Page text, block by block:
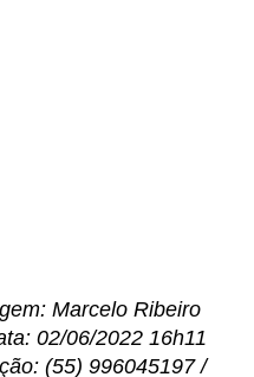
Marcelo Ribeiro
02/06/2022 16h11
(55) 996045197 /